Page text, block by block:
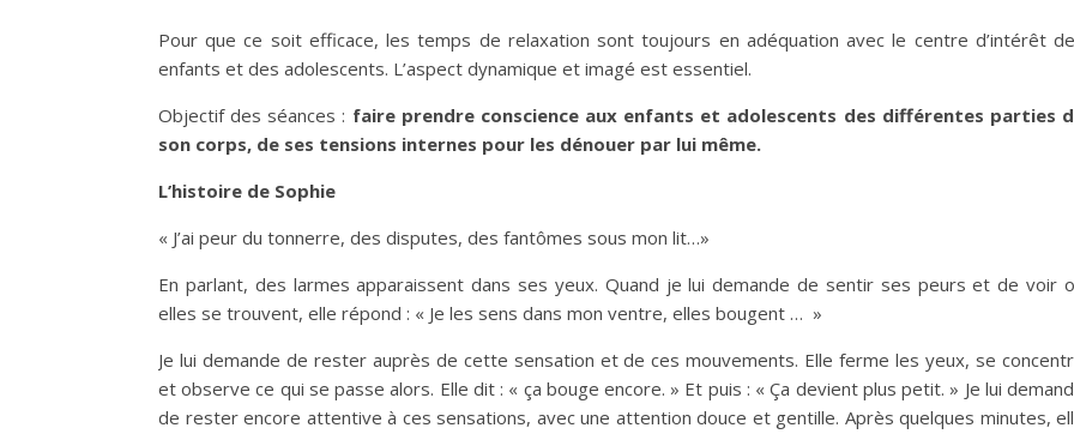
Pour que ce soit efficace, les temps de relaxation sont toujours en adéquation avec le centre d’intérêt
enfants et des adolescents. L’aspect dynamique et imagé est essentiel.
Objectif des séances : faire prendre conscience aux enfants et adolescents des différentes parties
son corps, de ses tensions internes pour les dénouer par lui même.
L’histoire de Sophie
« J’ai peur du tonnerre, des disputes, des fantômes sous mon lit…»
En parlant, des larmes apparaissent dans ses yeux. Quand je lui demande de sentir ses peurs et de voir
elles se trouvent, elle répond : « Je les sens dans mon ventre, elles bougent … »
Je lui demande de rester auprès de cette sensation et de ces mouvements. Elle ferme les yeux, se
et observe ce qui se passe alors. Elle dit : « ça bouge encore. » Et puis : « Ça devient plus petit. » Je lui
de rester encore attentive à ces sensations, avec une attention douce et gentille. Après quelques minutes,